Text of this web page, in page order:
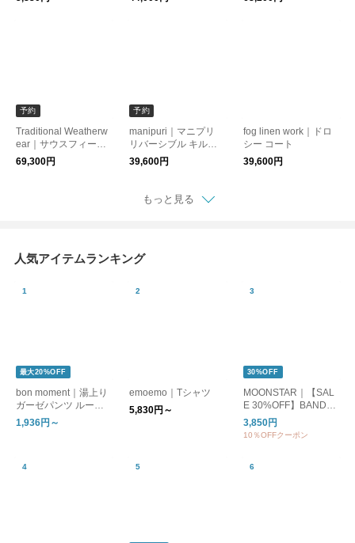
【2026aw先行受注
ouson 【2026aw先行
予約
Traditional Weatherw
ear｜サウスフィール
ド 撥水 リバーシブル
ダウン ジャケット SO
69,300円
予約
manipuri｜マニプリ
リバーシブル キルテ
ィング ジャケット qui
lting-jacket 【2026aw
39,600円
fog linen work｜ドロ
シー コート
39,600円
もっと見る
人気アイテムランキング
最大20%OFF
bon moment｜湯上り
ガーゼパンツ ルーム
パンツ
1,936円～
emoemo｜Tシャツ
5,830円～
30%OFF
MOONSTAR｜【SAL
E 30%OFF】BANDBA
LLET バンドバレー バ
レーシューズ フラッ
3,850円
10％OFFクーポン